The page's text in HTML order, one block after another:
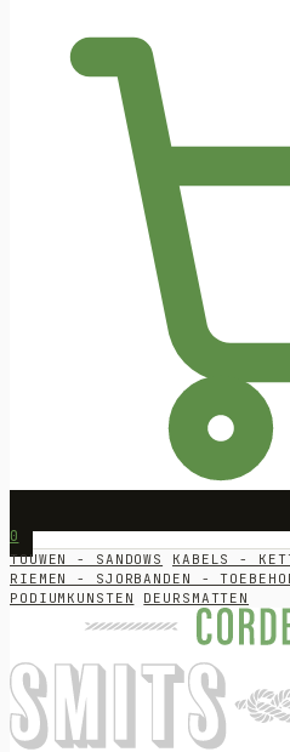
0
TOUWEN - SANDOWS KABELS -
RIEMEN - SJORBANDEN -
PODIUMKUNSTEN
DEURSMATTEN